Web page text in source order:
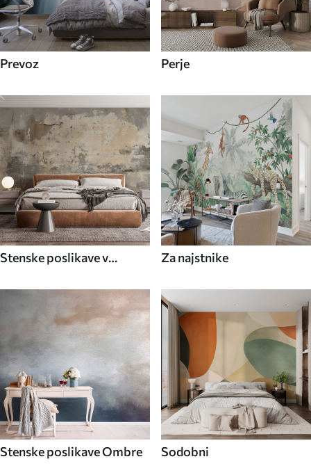
Prevoz Perje
Stenske poslikave v
Za najstnike
Stenske poslikave Ombre Sodobni